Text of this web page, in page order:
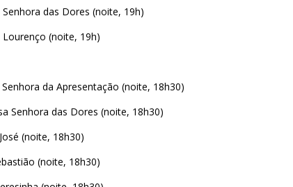
das Dores (noite, 19h)
(noite, 19h)
da Apresentação (noite, 18h30)
Senhora das Dores (noite, 18h30)
(noite, 18h30)
(noite, 18h30)